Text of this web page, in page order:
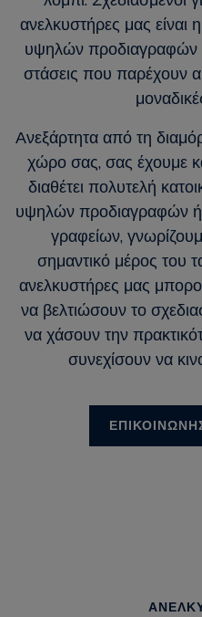
ανελκυστήρες μας είναι η
υψηλών προδιαγραφών
στάσεις που παρέχουν
Ανεξάρτητα από τη
χώρο σας, σας έχουμε
διαθέτει πολυτελή
υψηλών προδιαγραφών
γραφείων,
σημαντικό μέρος του
ανελκυστήρες μας
να βελτιώσουν το
να χάσουν την
συνεχίσουν να